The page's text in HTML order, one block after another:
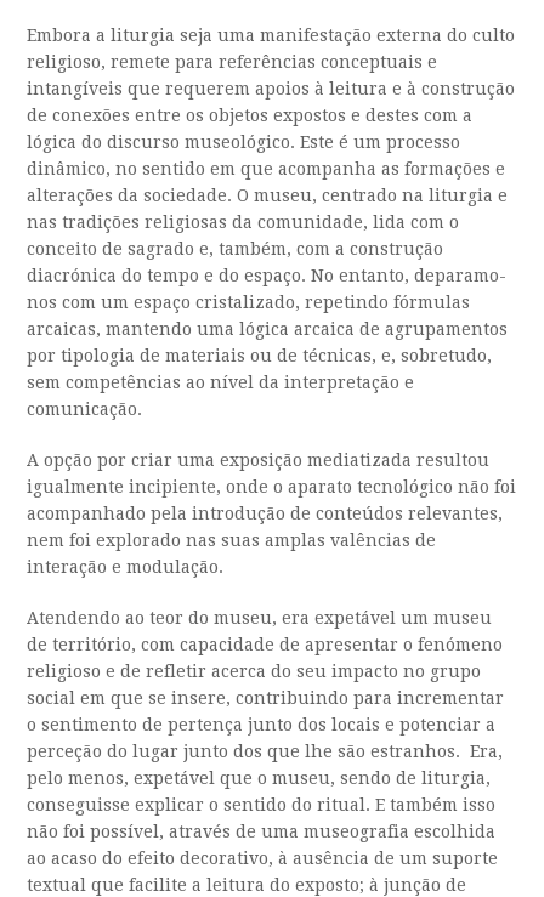
Embora a liturgia seja uma manifestação externa do culto
religioso, remete para referências conceptuais e
intangíveis que requerem apoios à leitura e à construção
de conexões entre os objetos expostos e destes com a
lógica do discurso museológico. Este é um processo
dinâmico, no sentido em que acompanha as formações e
alterações da sociedade. O museu, centrado na liturgia e
nas tradições religiosas da comunidade, lida com o
conceito de sagrado e, também, com a construção
diacrónica do tempo e do espaço. No entanto, deparamo-
nos com um espaço cristalizado, repetindo fórmulas
arcaicas, mantendo uma lógica arcaica de agrupamentos
por tipologia de materiais ou de técnicas, e, sobretudo,
sem competências ao nível da interpretação e
comunicação.
A opção por criar uma exposição mediatizada resultou
igualmente incipiente, onde o aparato tecnológico não foi
acompanhado pela introdução de conteúdos relevantes,
nem foi explorado nas suas amplas valências de
interação e modulação.
Atendendo ao teor do museu, era expetável um museu
de território, com capacidade de apresentar o fenómeno
religioso e de refletir acerca do seu impacto no grupo
social em que se insere, contribuindo para incrementar
o sentimento de pertença junto dos locais e potenciar a
perceção do lugar junto dos que lhe são estranhos. Era,
pelo menos, expetável que o museu, sendo de liturgia,
conseguisse explicar o sentido do ritual. E também isso
não foi possível, através de uma museografia escolhida
ao acaso do efeito decorativo, à ausência de um suporte
textual que facilite a leitura do exposto; à junção de